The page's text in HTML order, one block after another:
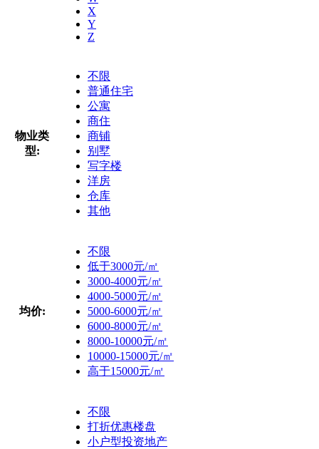
X
Y
Z
物业类
型:
不限
普通住宅
公寓
商住
商铺
别墅
写字楼
洋房
仓库
其他
均价:
不限
低于3000元/㎡
3000-4000元/㎡
4000-5000元/㎡
5000-6000元/㎡
6000-8000元/㎡
8000-10000元/㎡
10000-15000元/㎡
高于15000元/㎡
不限
打折优惠楼盘
小户型投资地产